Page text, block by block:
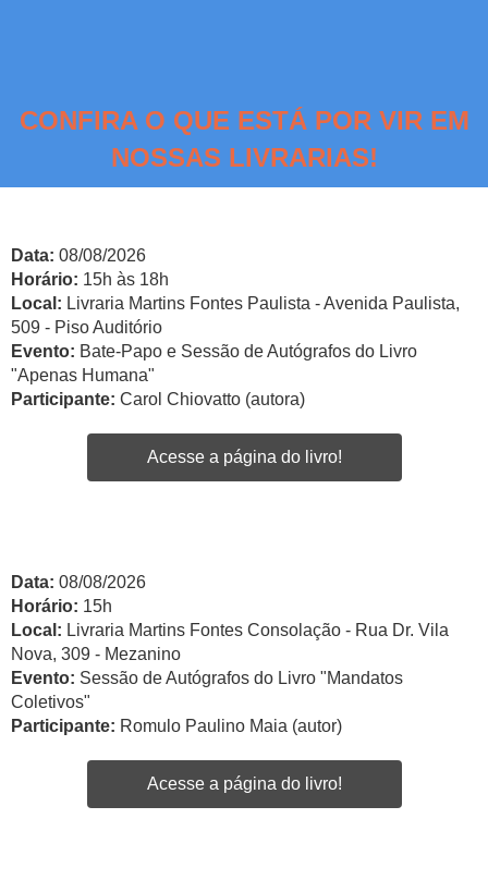
CONFIRA O QUE ESTÁ POR VIR EM
NOSSAS LIVRARIAS!
Data: 08/08/2026
Horário: 15h às 18h
Local: Livraria Martins Fontes Paulista - Avenida Paulista,
509 - Piso Auditório
Evento: Bate-Papo e Sessão de Autógrafos do Livro
"Apenas Humana"
Participante: Carol Chiovatto (autora)
Acesse a página do livro!
Data: 08/08/2026
Horário: 15h
Local: Livraria Martins Fontes Consolação - Rua Dr. Vila
Nova, 309 - Mezanino
Evento: Sessão de Autógrafos do Livro "Mandatos
Coletivos"
Participante: Romulo Paulino Maia (autor)
Acesse a página do livro!